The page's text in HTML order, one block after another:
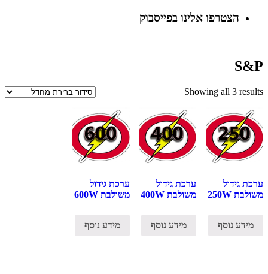
הצטרפו אלינו בפייסבוק
S&P
Showing all 3 results
ערכת גידול
משולבת 250W
מידע נוסף
ערכת גידול
משולבת 400W
מידע נוסף
ערכת גידול
משולבת 600W
מידע נוסף